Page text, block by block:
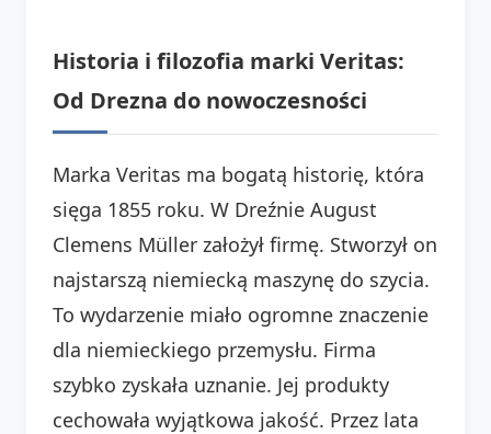
Historia i filozofia marki Veritas:
Od Drezna do nowoczesności
Marka Veritas ma bogatą historię, która
sięga 1855 roku. W Dreźnie August
Clemens Müller założył firmę. Stworzył on
najstarszą niemiecką maszynę do szycia.
To wydarzenie miało ogromne znaczenie
dla niemieckiego przemysłu. Firma
szybko zyskała uznanie. Jej produkty
cechowała wyjątkowa jakość. Przez lata